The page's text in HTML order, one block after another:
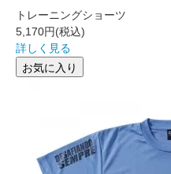
トレーニングショーツ
5,170円(税込)
詳しく見る
お気に入り